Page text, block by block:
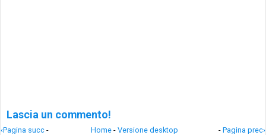
Lascia un commento!
‹Pagina succ - - Pagina prec›
Home - Versione desktop